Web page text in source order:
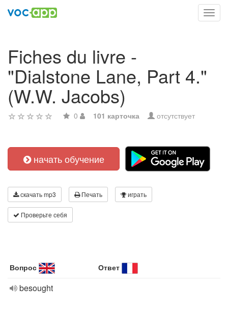
Fiches du livre -
"Dialstone Lane, Part 4."
(W.W. Jacobs)
0 101 карточка отсутствует
начать обучение
скачать mp3 Печать играть
Проверьте себя
Вопрос Ответ
besought